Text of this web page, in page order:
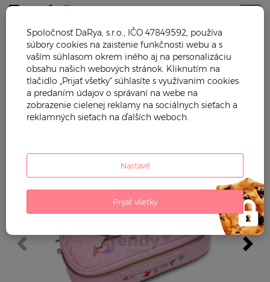
Trendy mama Hračky Školské potreby
Školský peračník Pencil Box
MermaidsJeune Premier
ergonomický luxusné prevedenie
22*7 cm
Kód:JPPB026265 Kategória:Školské potreby
Spoločnosť DaRya, s.r.o., IČO 47849592, používa
súbory cookies na zaistenie funkčnosti webu a s
vaším súhlasom okrem iného aj na personalizáciu
obsahu našich webových stránok. Kliknutím na
tlačidlo „Prijať všetky“ súhlasíte s využívaním cookies
a predaním údajov o správaní na webe na
zobrazenie cielenej reklamy na sociálnych sieťach a
reklamných sieťach na ďalších weboch.
Nastaviť
Prijať všetky